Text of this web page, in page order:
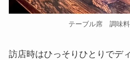
テーブル席 調味料
訪店時はひっそりひとりでデ